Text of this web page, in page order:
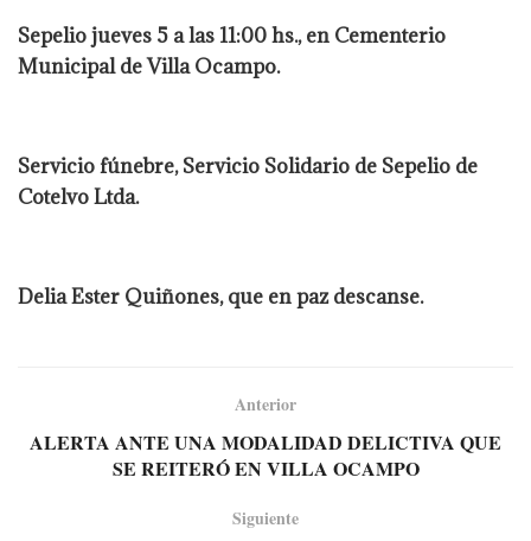
Sepelio jueves 5 a las 11:00 hs., en Cementerio
Municipal de Villa Ocampo.
Servicio fúnebre, Servicio Solidario de Sepelio de
Cotelvo Ltda.
Delia Ester Quiñones, que en paz descanse.
Anterior
ALERTA ANTE UNA MODALIDAD DELICTIVA QUE
SE REITERÓ EN VILLA OCAMPO
Siguiente